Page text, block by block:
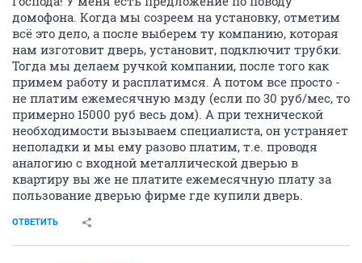
домофона. Когда мы созреем на установку, отметим
всё это дело, а после выберем ту компанию, которая
нам изготовит дверь, установит, подключит трубки.
Тогда мы делаем ручкой компании, после того как
примем работу и расплатимся. А потом все просто -
не платим ежемесячную мзду (если по 30 руб/мес, то
примерно 15000 руб весь дом). А при технической
необходимости вызываем специалиста, он устраняет
неполадки и мы ему разово платим, т.е. проводя
аналогию с входной металлической дверью в
квартиру вы же не платите ежемесячную плату за
пользование дверью фирме где купили дверь.
ОТВЕТИТЬ